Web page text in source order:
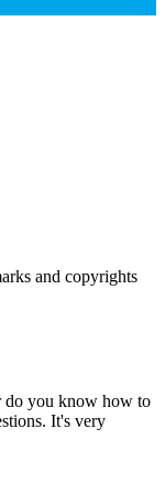
and copyrights
do you know how to
It's very